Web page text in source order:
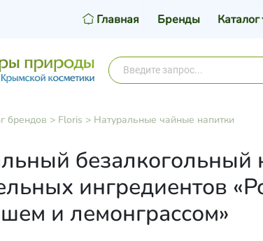
Главная Бренды Каталог
брендов > Floris > Натуральные чайные напитки
безалкогольный
ингредиентов
и лемонграссом»